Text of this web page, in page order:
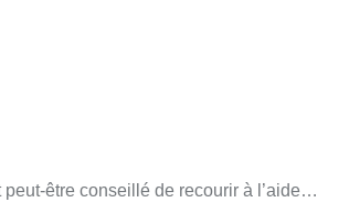
être conseillé de recourir à l’aide…